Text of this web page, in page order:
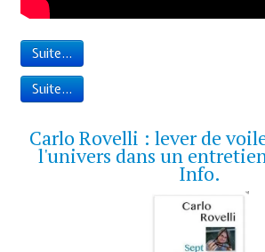
Suite...
Suite...
Carlo Rovelli : lever de
l'univers dans un
Info.